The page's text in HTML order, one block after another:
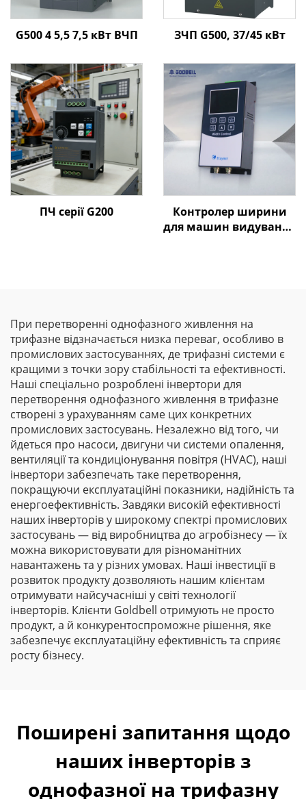
G500 4 5,5 7,5 кВт ВЧП ЗЧП G500, 37/45 кВт
ПЧ серії G200
Контролер ширини
для машин видування
При перетворенні однофазного живлення на
трифазне відзначається низка переваг, особливо в
промислових застосуваннях, де трифазні системи є
кращими з точки зору стабільності та ефективності.
Наші спеціально розроблені інвертори для
перетворення однофазного живлення в трифазне
створені з урахуванням саме цих конкретних
промислових застосувань. Незалежно від того, чи
йдеться про насоси, двигуни чи системи опалення,
вентиляції та кондиціонування повітря (HVAC), наші
інвертори забезпечать таке перетворення,
покращуючи експлуатаційні показники, надійність та
енергоефективність. Завдяки високій ефективності
наших інверторів у широкому спектрі промислових
застосувань — від виробництва до агробізнесу — їх
можна використовувати для різноманітних
навантажень та у різних умовах. Наші інвестиції в
розвиток продукту дозволяють нашим клієнтам
отримувати найсучасніші у світі технології
інверторів. Клієнти Goldbell отримують не просто
продукт, а й конкурентоспроможне рішення, яке
забезпечує експлуатаційну ефективність та сприяє
росту бізнесу.
Поширені запитання щодо
наших інверторів з
однофазної на трифазну